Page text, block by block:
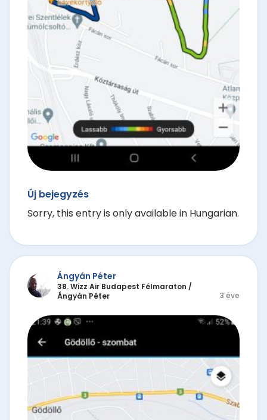
Új bejegyzés
Sorry, this entry is only available in Hungarian.
Ángyán Péter
38. Wizz Air Budapest Félmaraton /
Ángyán Péter
3 éve